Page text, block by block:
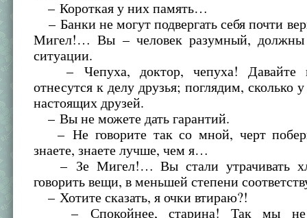
– Короткая у них память…
– Банки не могут подвергать себя почти
Мигел!… Вы – человек разумный, должны
ситуации.
– Чепуха, доктор, чепуха! Давайте
отнесутся к делу друзья; поглядим, сколько
настоящих друзей.
– Вы не можете дать гарантий.
– Не говорите так со мной, черт
знаете, знаете лучше, чем я…
– Зе Мигел!… Вы стали утрачивать
говорить вещи, в меньшей степени
– Хотите сказать, я очки втираю?!
– Спокойнее, старина! Так мы не